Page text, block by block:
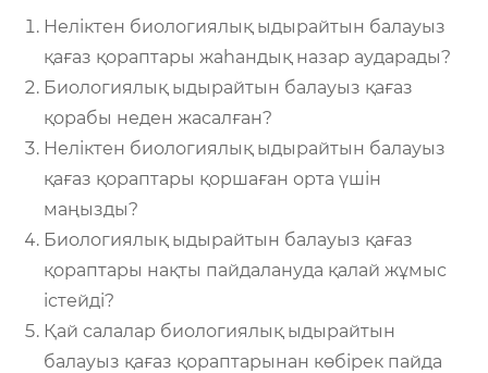
Неліктен биологиялық ыдырайтын балауыз
қағаз қораптары жаһандық назар аударады?
Биологиялық ыдырайтын балауыз қағаз
қорабы неден жасалған?
Неліктен биологиялық ыдырайтын балауыз
қағаз қораптары қоршаған орта үшін
маңызды?
Биологиялық ыдырайтын балауыз қағаз
қораптары нақты пайдалануда қалай жұмыс
істейді?
Қай салалар биологиялық ыдырайтын
балауыз қағаз қораптарынан көбірек пайда